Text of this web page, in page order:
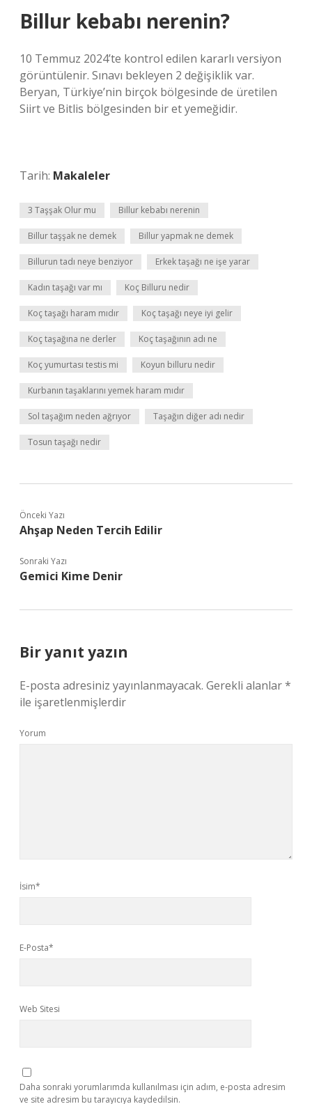
Billur kebabı nerenin?
10 Temmuz 2024’te kontrol edilen kararlı versiyon
görüntülenir. Sınavı bekleyen 2 değişiklik var.
Beryan, Türkiye’nin birçok bölgesinde de üretilen
Siirt ve Bitlis bölgesinden bir et yemeğidir.
Tarih: Makaleler
3 Taşşak Olur mu Billur kebabı nerenin
Billur taşşak ne demek Billur yapmak ne demek
Billurun tadı neye benziyor Erkek taşağı ne işe yarar
Kadın taşağı var mı Koç Billuru nedir
Koç taşağı haram mıdır Koç taşağı neye iyi gelir
Koç taşağına ne derler Koç taşağının adı ne
Koç yumurtası testis mi Koyun billuru nedir
Kurbanın taşaklarını yemek haram mıdır
Sol taşağım neden ağrıyor Taşağın diğer adı nedir
Tosun taşağı nedir
Önceki Yazı
Ahşap Neden Tercih Edilir
Sonraki Yazı
Gemici Kime Denir
Bir yanıt yazın
E-posta adresiniz yayınlanmayacak. Gerekli alanlar*
ile işaretlenmişlerdir
Yorum
İsim*
E-Posta*
Web Sitesi
Daha sonraki yorumlarımda kullanılması için adım, e-posta adresim
ve site adresim bu tarayıcıya kaydedilsin.